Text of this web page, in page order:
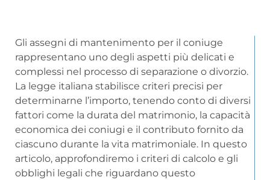
Gli assegni di mantenimento per il coniuge
rappresentano uno degli aspetti più delicati e
complessi nel processo di separazione o divorzio.
La legge italiana stabilisce criteri precisi per
determinarne l’importo, tenendo conto di diversi
fattori come la durata del matrimonio, la capacità
economica dei coniugi e il contributo fornito da
ciascuno durante la vita matrimoniale. In questo
articolo, approfondiremo i criteri di calcolo e gli
obblighi legali che riguardano questo